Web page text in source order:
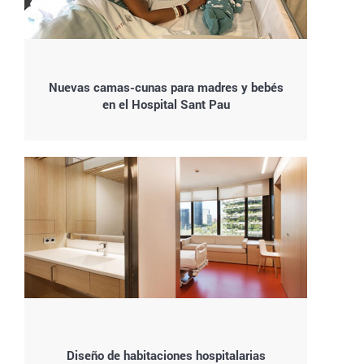
Nuevas camas-cunas para madres y bebés
en el Hospital Sant Pau
Diseño de habitaciones hospitalarias